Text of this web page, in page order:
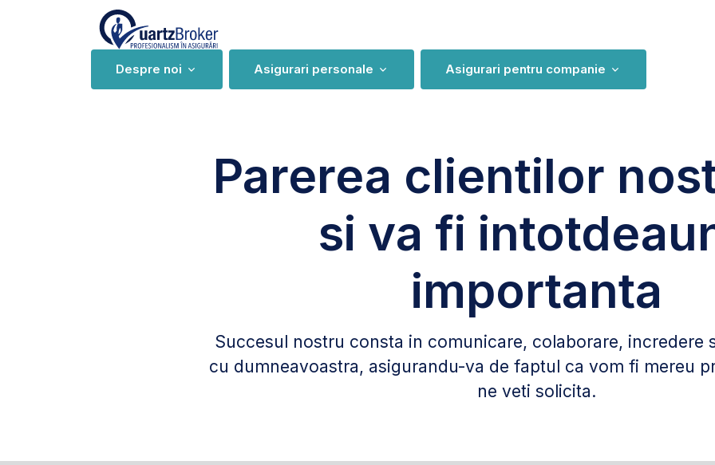
Despre noi Asigurari personale Asigurari pentru companie
Parerea clientilor
si va fi
importanta
Succesul nostru consta in comunicare, colaborare, incredere
cu dumneavoastra, asigurandu-va de faptul ca vom fi mereu
ne veti solicita.